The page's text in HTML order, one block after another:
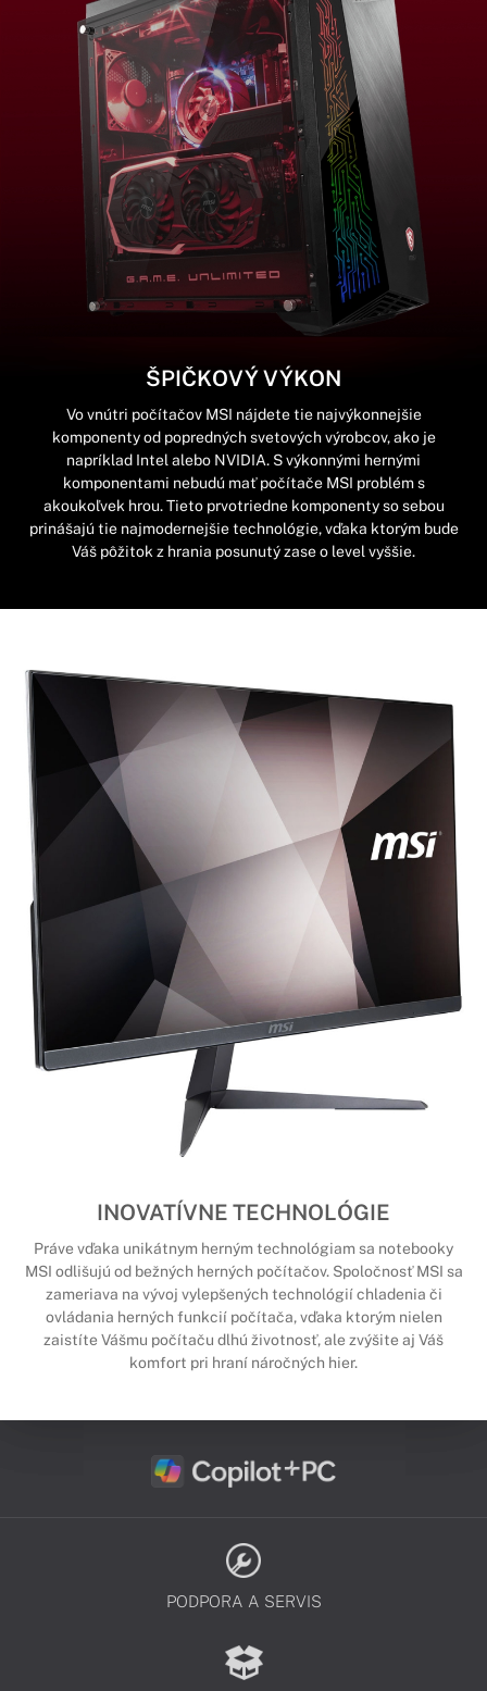
ŠPIČKOVÝ VÝKON
Vo vnútri počítačov MSI nájdete tie najvýkonnejšie
komponenty od popredných svetových výrobcov, ako je
napríklad Intel alebo NVIDIA. S výkonnými hernými
komponentami nebudú mať počítače MSI problém s
akoukoľvek hrou. Tieto prvotriedne komponenty so sebou
prinášajú tie najmodernejšie technológie, vďaka ktorým bude
Váš pôžitok z hrania posunutý zase o level vyššie.
INOVATÍVNE TECHNOLÓGIE
Práve vďaka unikátnym herným technológiam sa notebooky
MSI odlišujú od bežných herných počítačov. Spoločnosť MSI sa
zameriava na vývoj vylepšených technológií chladenia či
ovládania herných funkcií počítača, vďaka ktorým nielen
zaistíte Vášmu počítaču dlhú životnosť, ale zvýšite aj Váš
komfort pri hraní náročných hier.
PODPORA A SERVIS